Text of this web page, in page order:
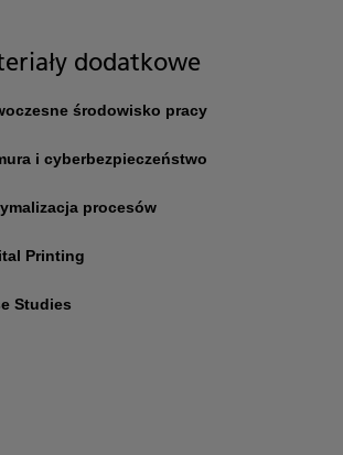
dodatkowe
środowisko pracy
i cyberbezpieczeństwo
procesów
Printing
Studies